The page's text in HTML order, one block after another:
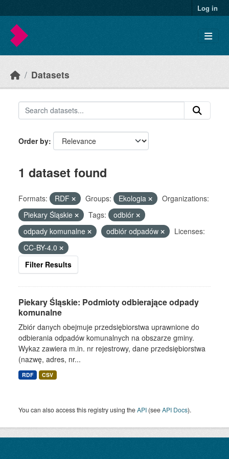
Log in
Datasets
Order by
1 dataset found
Formats: RDF Groups: Ekologia
Organizations:
Piekary Śląskie
Tags:
odbiór
odpady komunalne
odbiór odpadów
Licenses:
CC-BY-4.0
Filter Results
Piekary Śląskie: Podmioty odbierające odpady
komunalne
Zbiór danych obejmuje przedsiębiorstwa uprawnione do
odbierania odpadów komunalnych na obszarze gminy.
Wykaz zawiera m.in. nr rejestrowy, dane przedsiębiorstwa
(nazwę, adres, nr...
RDF CSV
You can also access this registry using theAPI (seeAPI Docs).